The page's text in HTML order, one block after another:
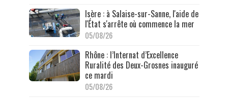
Isère : à Salaise-sur-Sanne, l'aide de
l'État s'arrête où commence la mer
05/08/26
Rhône : l’Internat d’Excellence
Ruralité des Deux-Grosnes inauguré
ce mardi
05/08/26